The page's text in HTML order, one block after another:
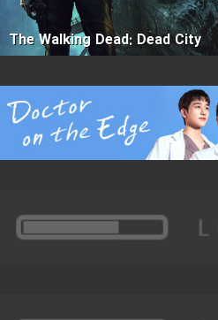
The Walking Dead: Dead City